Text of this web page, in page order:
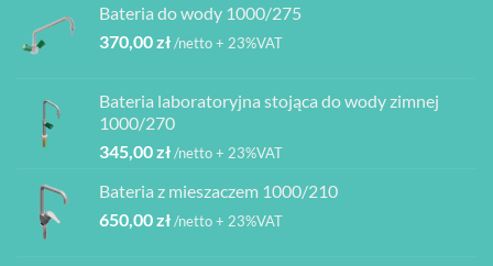
wynosiła:
480,00 zł.
wynosi:
399,00 zł.
Bateria do wody 1000/275
370,00zł/netto + 23%VAT
Bateria laboratoryjna stojąca do wody zimnej
1000/270
345,00zł/netto + 23%VAT
Bateria z mieszaczem 1000/210
650,00zł/netto + 23%VAT